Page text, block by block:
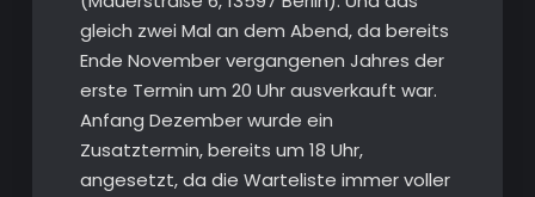
gleich zwei Mal an dem Abend, da bereits
Ende November vergangenen Jahres der
erste Termin um 20 Uhr ausverkauft war.
Anfang Dezember wurde ein
Zusatztermin, bereits um 18 Uhr,
angesetzt, da die Warteliste immer voller